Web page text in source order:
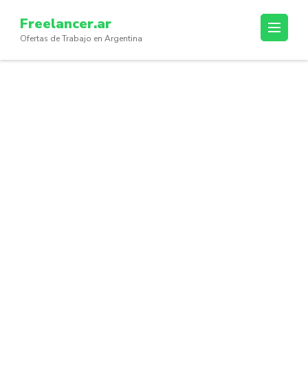
content
(Press
Freelancer.ar
Ofertas de Trabajo en Argentina